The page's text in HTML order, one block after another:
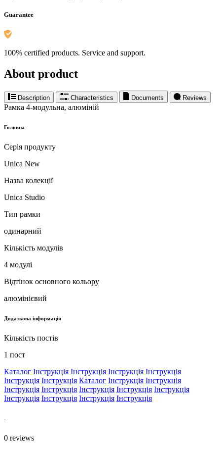
Guarantee
100% certified products. Service and support.
About product
Description Characteristics Documents Reviews
Рамка 4-модульна, алюміній
Головна
Серія продукту
Unica New
Назва колекції
Unica Studio
Тип рамки
одинарний
Кількість модулів
4 модулі
Відтінок основного кольору
алюмінієвий
Додаткова інформація
Кількість постів
1 пост
Каталог Інструкція Інструкція Інструкція Інструкція
Інструкція Інструкція Каталог Інструкція Інструкція
Інструкція Інструкція Інструкція Інструкція Інструкція
Інструкція Інструкція Інструкція Інструкція
-
0 reviews